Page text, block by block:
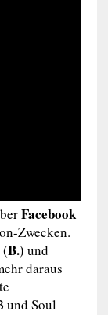
Facebook
Zwecken.
und
daraus
und Soul